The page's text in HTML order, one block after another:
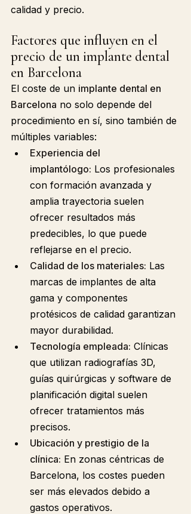
calidad y precio.
Factores que influyen en el
precio de un implante dental
en Barcelona
El coste de un implante dental en
Barcelona no solo depende del
procedimiento en sí, sino también de
múltiples variables:
Experiencia del
implantólogo: Los profesionales
con formación avanzada y
amplia trayectoria suelen
ofrecer resultados más
predecibles, lo que puede
reflejarse en el precio.
Calidad de los materiales: Las
marcas de implantes de alta
gama y componentes
protésicos de calidad garantizan
mayor durabilidad.
Tecnología empleada: Clínicas
que utilizan radiografías 3D,
guías quirúrgicas y software de
planificación digital suelen
ofrecer tratamientos más
precisos.
Ubicación y prestigio de la
clínica: En zonas céntricas de
Barcelona, los costes pueden
ser más elevados debido a
gastos operativos.